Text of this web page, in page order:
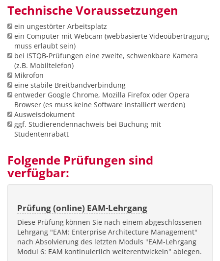
Technische Voraussetzungen
ein ungestörter Arbeitsplatz
ein Computer mit Webcam (webbasierte Videoübertragung
muss erlaubt sein)
bei ISTQB-Prüfungen eine zweite, schwenkbare Kamera
(z.B. Mobiltelefon)
Mikrofon
eine stabile Breitbandverbindung
entweder Google Chrome, Mozilla Firefox oder Opera
Browser (es muss keine Software installiert werden)
Ausweisdokument
ggf. Studierendennachweis bei Buchung mit
Studentenrabatt
Folgende Prüfungen sind
verfügbar:
Prüfung (online) EAM-Lehrgang
Diese Prüfung können Sie nach einem abgeschlossenen
Lehrgang "EAM: Enterprise Architecture Management"
nach Absolvierung des letzten Moduls "EAM-Lehrgang
Modul 6: EAM kontinuierlich weiterentwickeln" ablegen.